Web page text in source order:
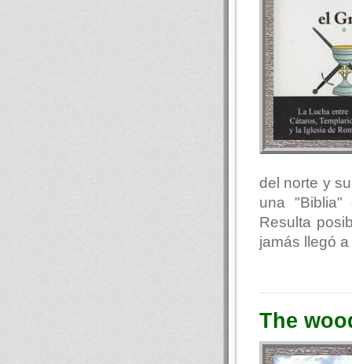
del norte y
una "Biblia"
Resulta
jamás llegó
The